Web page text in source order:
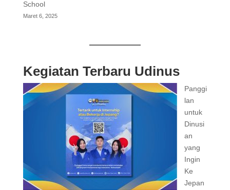
School
Maret 6, 2025
Kegiatan Terbaru Udinus
Panggi
lan
untuk
Dinusi
an
yang
Ingin
Ke
Jepan